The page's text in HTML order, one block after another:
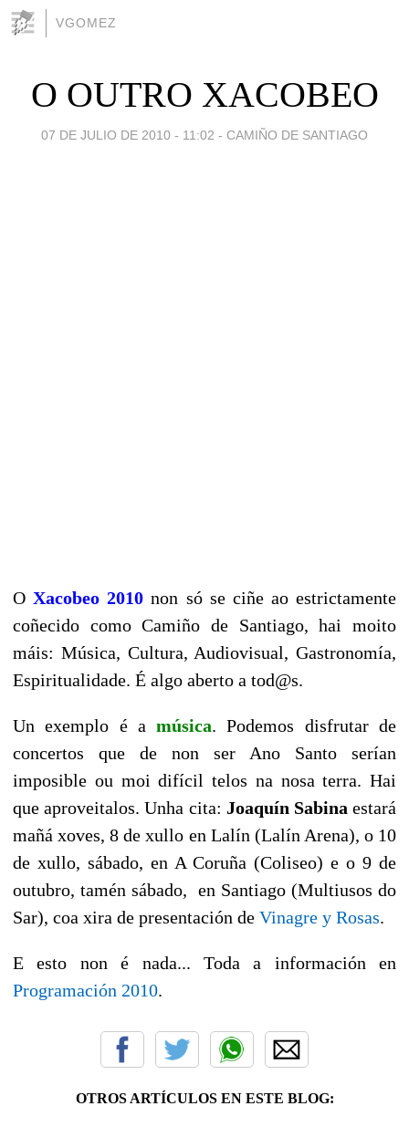
VGOMEZ
O OUTRO XACOBEO
07 DE JULIO DE 2010 - 11:02 - CAMIÑO DE SANTIAGO
OXacobeo 2010 non só se ciñe ao estrictamente
coñecido como Camiño de Santiago, hai moito
máis: Música, Cultura, Audiovisual, Gastronomía,
Espiritualidade. É algo aberto a tod@s.
Un exemplo é amúsica. Podemos disfrutar de
concertos que de non ser Ano Santo serían
imposible ou moi difícil telos na nosa terra. Hai
que aproveitalos. Unha cita: Joaquín Sabina estará
mañá xoves, 8 de xullo en Lalín (Lalín Arena), o 10
de xullo, sábado, en A Coruña (Coliseo) e o 9 de
outubro, tamén sábado, en Santiago (Multiusos do
Sar), coa xira de presentación de Vinagre y Rosas.
E esto non é nada... Toda a información en
Programación 2010.
OTROS ARTÍCULOS EN ESTE BLOG: